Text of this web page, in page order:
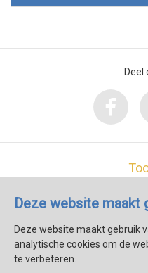
Deze website maakt
Deze website maakt gebruik
analytische cookies om de
te verbeteren.
Deel
1782